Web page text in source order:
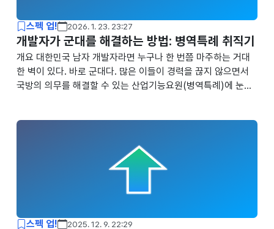
스펙 업! 2026. 1. 23. 23:27
개발자가 군대를 해결하는 방법: 병역특례 취직기
개요 대한민국 남자 개발자라면 누구나 한 번쯤 마주하는 거대
한 벽이 있다. 바로 군대다. 많은 이들이 경력을 끊지 않으면서
국방의 의무를 해결할 수 있는 산업기능요원(병역특례)에 눈을
순탄치 않았다. 주변에 마땅히 정보를 얻을 만한 사람이 없었기
시기에 이미 좋은 곳에서 해결해버렸고, 그마저도 나와는 개발
스택이 달라 실질적인 도움을 받기 어려웠다. 결국 맨땅에 헤딩
녔다. 그렇게 퇴근 후 사이드 프로젝트까지 병행하며 꼬박 2년
이 걸려서야 겨우 병특을 시작할..
스펙 업!
2025. 12. 9. 22:29